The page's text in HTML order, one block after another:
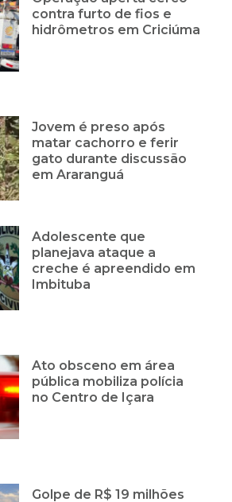
contra furto de fios e
hidrômetros em Criciúma
Jovem é preso após
matar cachorro e ferir
gato durante discussão
em Araranguá
Adolescente que
planejava ataque a
creche é apreendido em
Imbituba
Ato obsceno em área
pública mobiliza polícia
no Centro de Içara
Golpe de R$ 19 milhões